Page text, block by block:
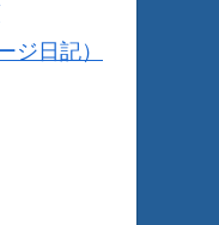
ジ日記）